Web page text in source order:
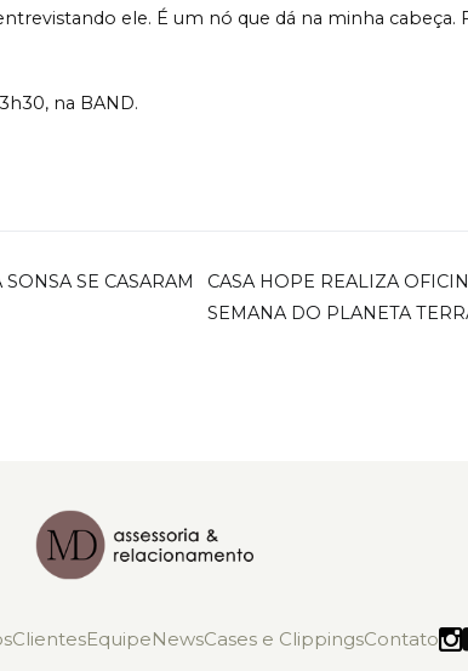
ele. É um nó que dá na minha
na BAND.
SE CASARAM
CASA HOPE REALIZA
SEMANA DO PLANETA
ClientesEquipeNewsCases e ClippingsContato